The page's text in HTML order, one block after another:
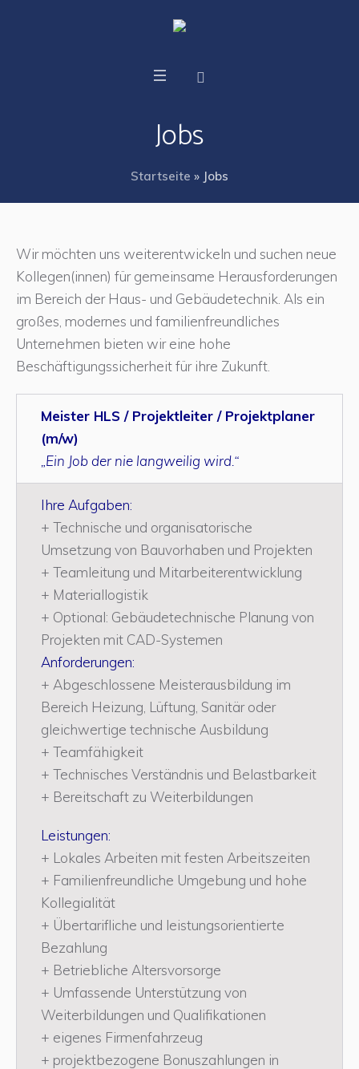
Jobs
Startseite » Jobs
Wir möchten uns weiterentwickeln und suchen neue
Kollegen(innen) für gemeinsame Herausforderungen
im Bereich der Haus- und Gebäudetechnik. Als ein
großes, modernes und familienfreundliches
Unternehmen bieten wir eine hohe
Beschäftigungssicherheit für ihre Zukunft.
Meister HLS / Projektleiter / Projektplaner
(m/w)
„Ein Job der nie langweilig wird.“
Ihre Aufgaben:
+ Technische und organisatorische
Umsetzung von Bauvorhaben und Projekten
+ Teamleitung und Mitarbeiterentwicklung
+ Materiallogistik
+ Optional: Gebäudetechnische Planung von
Projekten mit CAD-Systemen
Anforderungen:
+ Abgeschlossene Meisterausbildung im
Bereich Heizung, Lüftung, Sanitär oder
gleichwertige technische Ausbildung
+ Teamfähigkeit
+ Technisches Verständnis und Belastbarkeit
+ Bereitschaft zu Weiterbildungen
Leistungen:
+ Lokales Arbeiten mit festen Arbeitszeiten
+ Familienfreundliche Umgebung und hohe
Kollegialität
+ Übertarifliche und leistungsorientierte
Bezahlung
+ Betriebliche Altersvorsorge
+ Umfassende Unterstützung von
Weiterbildungen und Qualifikationen
+ eigenes Firmenfahrzeug
+ projektbezogene Bonuszahlungen in